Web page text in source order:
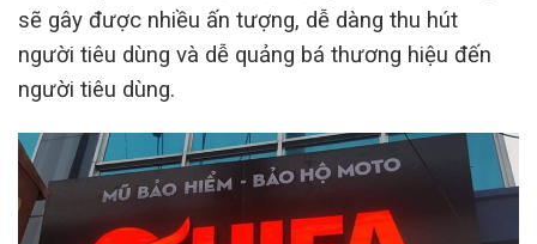
sẽ gây được nhiều ấn tượng, dễ dàng thu hút
người tiêu dùng và dễ quảng bá thương hiệu đến
người tiêu dùng.